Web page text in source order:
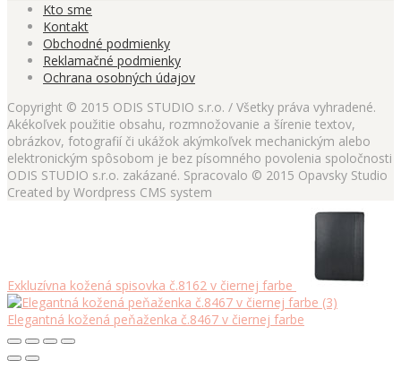
Kto sme
Kontakt
Obchodné podmienky
Reklamačné podmienky
Ochrana osobných údajov
Copyright © 2015 ODIS STUDIO s.r.o. / Všetky práva vyhradené.
Akékoľvek použitie obsahu, rozmnožovanie a šírenie textov,
obrázkov, fotografií či ukážok akýmkoľvek mechanickým alebo
elektronickým spôsobom je bez písomného povolenia spoločnosti
ODIS STUDIO s.r.o. zakázané. Spracovalo © 2015 Opavsky Studio
Created by Wordpress CMS system
Exkluzívna kožená spisovka č.8162 v čiernej farbe
Elegantná kožená peňaženka č.8467 v čiernej farbe